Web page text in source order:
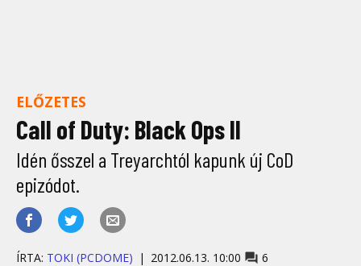
ELŐZETES
Call of Duty: Black Ops II
Idén ősszel a Treyarchtól kapunk új CoD
epizódot.
ÍRTA: TOKI (PCDOME) 2012.06.13. 10:00
6